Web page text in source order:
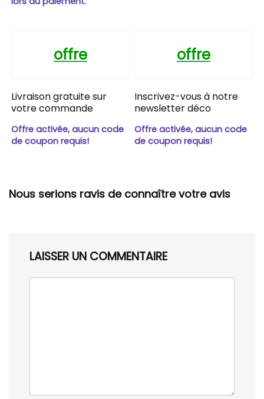
offre
Livraison gratuite sur
votre commande
Offre activée, aucun code
de coupon requis!
offre
Inscrivez-vous à notre
newsletter déco
Offre activée, aucun code
de coupon requis!
Nous serions ravis de connaître votre avis
LAISSER UN COMMENTAIRE